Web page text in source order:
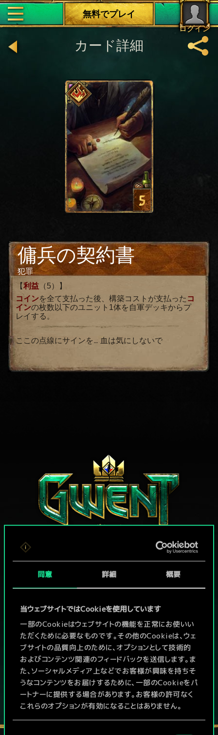
同意 詳細 概要
当ウェブサイトではCookieを使用しています
一部のCookieはウェブサイトの機能を正常にお使いい
ただくために必要なものです。その他のCookieは、ウェ
ブサイトの品質向上のために、オプションとして技術的
およびコンテンツ関連のフィードバックを送信します。ま
た、ソーシャルメディア上などでお客様が興味を持ちそ
うなコンテンツをお届けするために、一部のCookieをパ
ートナーに提供する場合があります。お客様の許可なく
これらのオプションが有効になることはありません。
ログイン
無料でプレイ
カード詳細
5
傭兵の契約書
犯罪
【利益 （5）】
コインを全て支払った後、構築コストが支払った コ
インの枚数以下のユニット1体を自軍デッキからプ
レイする。
ここの点線にサインを… 血は気にしないで
グウェントでひと勝負といかない
か？
PCで無料プレイ！
本作はアイテム課金型の基本無料ゲームです
その他対応機種：